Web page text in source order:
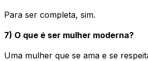
Para ser completa, sim.
7) O que é ser mulher moderna?
Uma mulher que se ama e se